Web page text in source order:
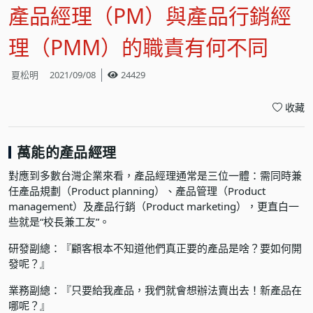
產品經理（PM）與產品行銷經
理（PMM）的職責有何不同
夏松明 2021/09/08 24429
收藏
萬能的產品經理
對應到多數台灣企業來看，產品經理通常是三位一體：需同時兼
任產品規劃（Product planning）、產品管理（Product
management）及產品行銷（Product marketing），更直白一
些就是“校長兼工友”。
研發副總：『顧客根本不知道他們真正要的產品是啥？要如何開
發呢？』
業務副總：『只要給我產品，我們就會想辦法賣出去！新產品在
哪呢？』